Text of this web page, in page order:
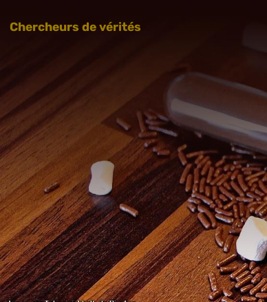
Chercheurs de vérités